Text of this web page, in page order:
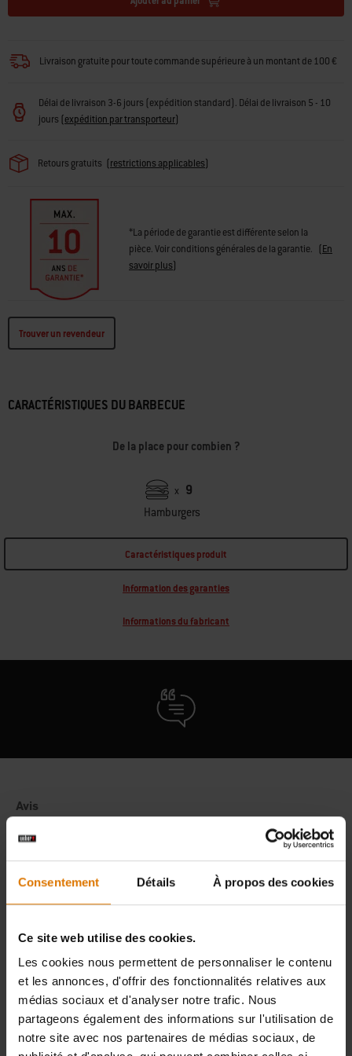
Consentement Détails À propos des cookies
Ce site web utilise des cookies.
Les cookies nous permettent de personnaliser le contenu
et les annonces, d'offrir des fonctionnalités relatives aux
médias sociaux et d'analyser notre trafic. Nous
partageons également des informations sur l'utilisation de
notre site avec nos partenaires de médias sociaux, de
· Étagère de stockage filaire inférieure
· Garantie limitée de 10 ans
Livraison gratuite pour toute commande supérieure à un montant de 100 €
Délai de livraison 3-6 jours (expédition standard). Délai de livraison 5 - 10
jours (expédition par transporteur)
Retours gratuits (restrictions applicables)
*La période de garantie est différente selon la
pièce. Voir conditions générales de la garantie. (En
savoir plus)
Trouver un revendeur
CARACTÉRISTIQUES DU BARBECUE
De la place pour combien ?
x 9
Hamburgers
Caractéristiques produit
Information des garanties
Informations du fabricant